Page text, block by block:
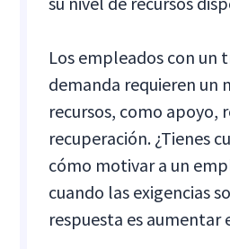
Los empleados con un
demanda requieren un
recursos, como apoyo,
recuperación. ¿Tienes
cómo motivar a un
cuando las exigencias
respuesta es